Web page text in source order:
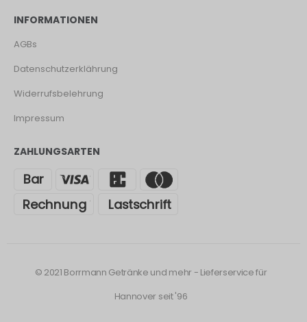
INFORMATIONEN
AGBs
Datenschutzerklährung
Widerrufsbelehrung
Impressum
ZAHLUNGSARTEN
© 2021 Borrmann Getränke und mehr - Lieferservice für
Hannover seit '96